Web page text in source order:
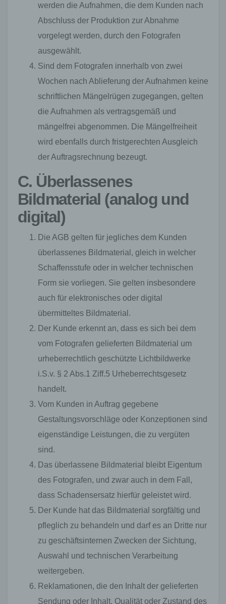
werden die Aufnahmen, die dem Kunden nach
Abschluss der Produktion zur Abnahme
vorgelegt werden, durch den Fotografen
ausgewählt.
Sind dem Fotografen innerhalb von zwei
Wochen nach Ablieferung der Aufnahmen keine
schriftlichen Mängelrügen zugegangen, gelten
die Aufnahmen als vertragsgemäß und
mängelfrei abgenommen. Die Mängelfreiheit
wird ebenfalls durch fristgerechten Ausgleich
der Auftragsrechnung bezeugt.
C. Überlassenes
Bildmaterial (analog und
digital)
Die AGB gelten für jegliches dem Kunden
überlassenes Bildmaterial, gleich in welcher
Schaffensstufe oder in welcher technischen
Form sie vorliegen. Sie gelten insbesondere
auch für elektronisches oder digital
übermitteltes Bildmaterial.
Der Kunde erkennt an, dass es sich bei dem
vom Fotografen gelieferten Bildmaterial um
urheberrechtlich geschützte Lichtbildwerke
i.S.v. § 2 Abs.1 Ziff.5 Urheberrechtsgesetz
handelt.
Vom Kunden in Auftrag gegebene
Gestaltungsvorschläge oder Konzeptionen sind
eigenständige Leistungen, die zu vergüten
sind.
Das überlassene Bildmaterial bleibt Eigentum
des Fotografen, und zwar auch in dem Fall,
dass Schadensersatz hierfür geleistet wird.
Der Kunde hat das Bildmaterial sorgfältig und
pfleglich zu behandeln und darf es an Dritte nur
zu geschäftsinternen Zwecken der Sichtung,
Auswahl und technischen Verarbeitung
weitergeben.
Reklamationen, die den Inhalt der gelieferten
Sendung oder Inhalt, Qualität oder Zustand des